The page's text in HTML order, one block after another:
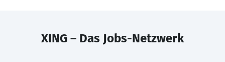
XING – Das Jobs-Netzwerk